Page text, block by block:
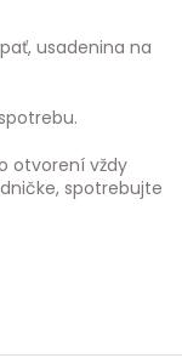
usadenina na
otvorení vždy
spotrebujte